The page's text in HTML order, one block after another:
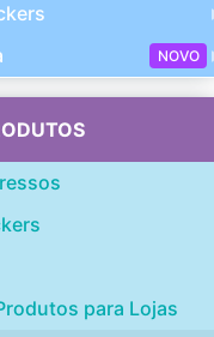
NOVO
para Lojas